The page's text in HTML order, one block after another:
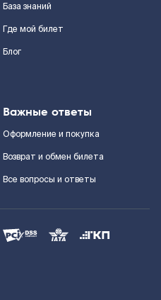
База знаний
Где мой билет
Блог
Важные ответы
Оформление и покупка
Возврат и обмен билета
Все вопросы и ответы